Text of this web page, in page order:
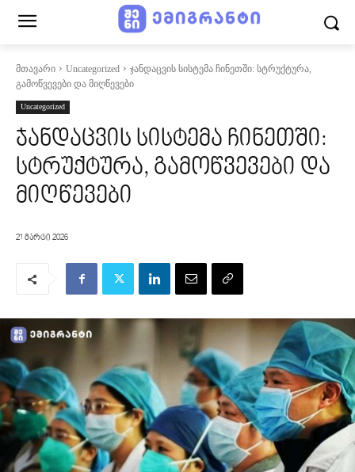
მთავარი Uncategorized
ჯანდაცვის სისტემა ჩინეთში: სტრუქტურა,
გამოწვევები და მიღწევები
Uncategorized
ჯანდაცვის სისტემა ჩინეთში:
სტრუქტურა, გამოწვევები და
მიღწევები
21 მარტი 2026